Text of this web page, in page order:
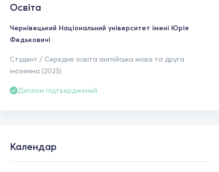
Освіта
Чернівецький Національний університет імені Юрія
Федьковичі
Студент / Середня освіта англійська мова та друга
іноземна (2025)
Диплом підтверджений
Календар